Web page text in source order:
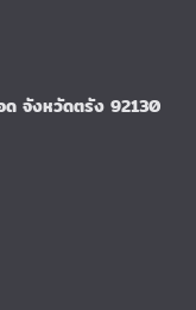
ด จังหวัดตรัง 92130